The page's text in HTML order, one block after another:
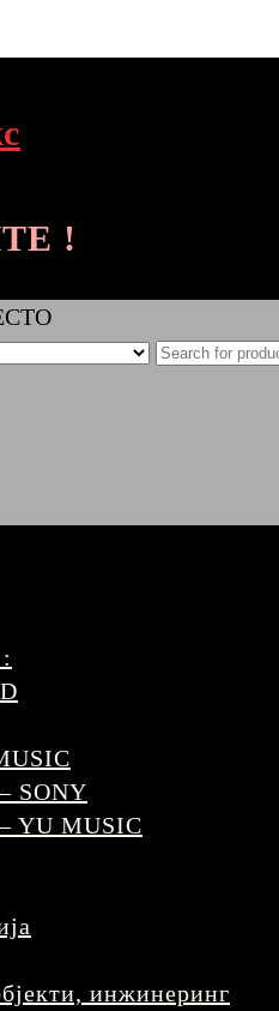
!
SONY
YU MUSIC
инжинеринг